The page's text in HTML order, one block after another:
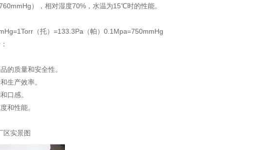
），相对湿度70%，水温为15℃时的性能。
（托）=133.3Pa（帕）0.1Mpa=750mmHg
的质量和安全性。
生产效率。
口感。
和性能。
区实景图